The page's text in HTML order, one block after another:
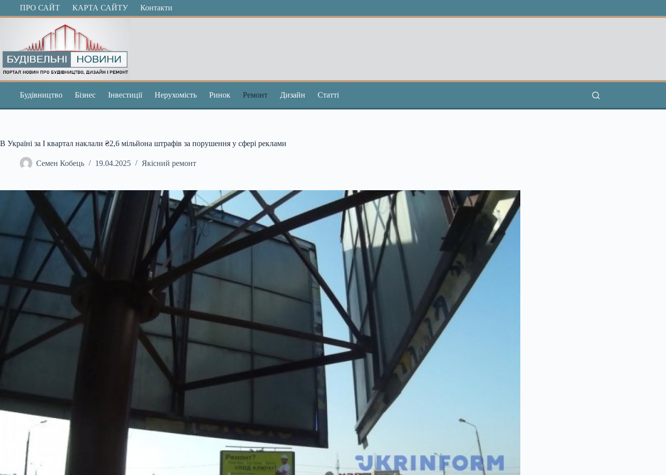
ПерейтиПРО САЙТ КАРТА САЙТУ Контакти
Будівництво Бізнес Інвестиції Нерухомість Ринок Ремонт Дизайн Статті
В Україні за І квартал наклали ₴2,6 мільйона штрафів за порушення у сфері реклами
Семен Кобець 19.04.2025 Якісний ремонт